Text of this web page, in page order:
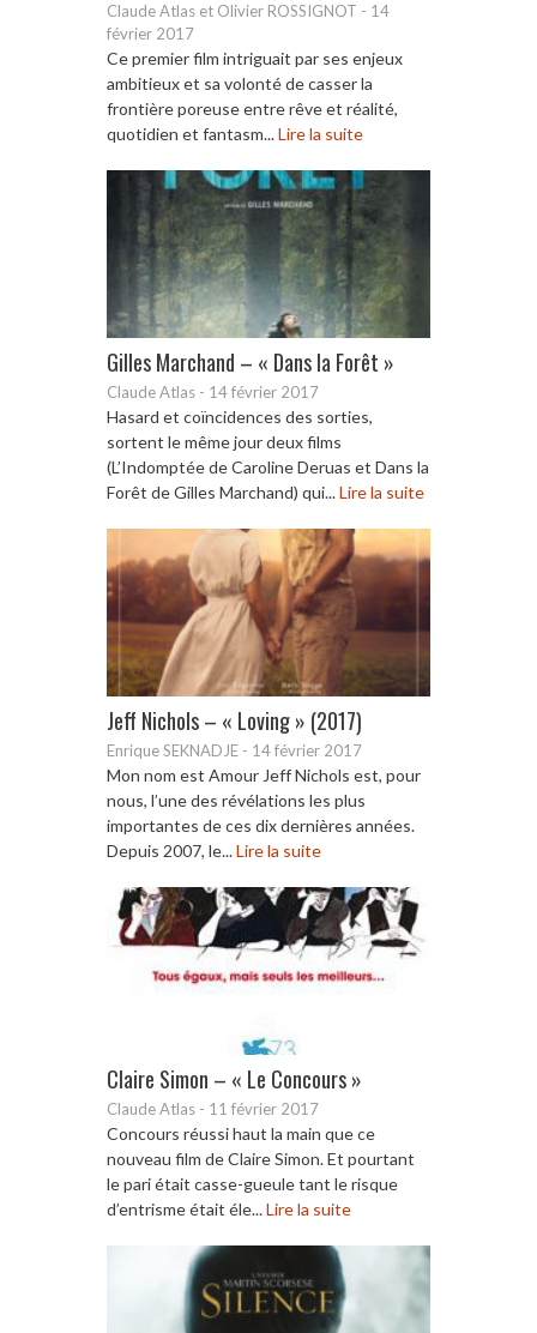
Claude Atlas et Olivier ROSSIGNOT - 14
février 2017
Ce premier film intriguait par ses enjeux
ambitieux et sa volonté de casser la
frontière poreuse entre rêve et réalité,
quotidien et fantasm...Lire la suite
Gilles Marchand – « Dans la Forêt »
Claude Atlas - 14 février 2017
Hasard et coïncidences des sorties,
sortent le même jour deux films
(L’Indomptée de Caroline Deruas et Dans la
Forêt de Gilles Marchand) qui...Lire la suite
Jeff Nichols – « Loving » (2017)
Enrique SEKNADJE - 14 février 2017
Mon nom est Amour Jeff Nichols est, pour
nous, l’une des révélations les plus
importantes de ces dix dernières années.
Depuis 2007, le...Lire la suite
Claire Simon – « Le Concours »
Claude Atlas - 11 février 2017
Concours réussi haut la main que ce
nouveau film de Claire Simon. Et pourtant
le pari était casse-gueule tant le risque
d’entrisme était éle...Lire la suite